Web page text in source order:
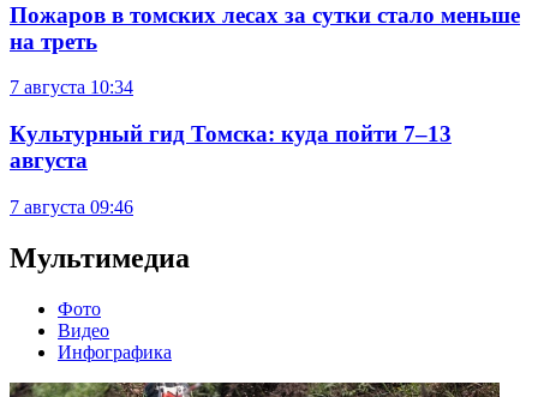
Пожаров в томских лесах за сутки стало меньше
на треть
7 августа 10:34
Культурный гид Томска: куда пойти 7–13
августа
7 августа 09:46
Мультимедиа
Фото
Видео
Инфографика